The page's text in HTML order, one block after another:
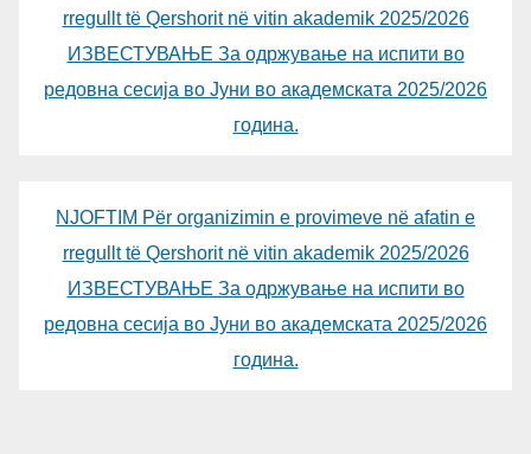
rregullt të Qershorit në vitin akademik 2025/2026
ИЗВЕСТУВАЊЕ За одржување на испити во
редовна сесија во Јуни во академската 2025/2026
година.
NJOFTIM Për organizimin e provimeve në afatin e
rregullt të Qershorit në vitin akademik 2025/2026
ИЗВЕСТУВАЊЕ За одржување на испити во
редовна сесија во Јуни во академската 2025/2026
година.